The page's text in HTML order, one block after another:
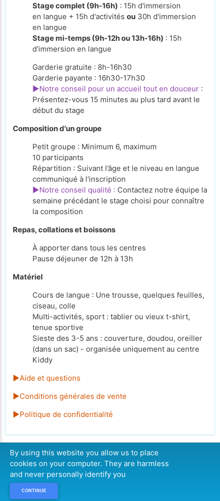
Stage complet (9h-16h) : 15h d'immersion
en langue + 15h d'activités ou 30h d'immersion
en langue
Stage mi-temps (9h-12h ou 13h-16h) : 15h
d'immersion en langue
Garderie gratuite : 8h-16h30
Garderie payante : 16h30-17h30
►Notre conseil pour un accueil tout en douceur :
Présentez-vous 15 minutes au plus tard avant le
début du stage
Composition d'un groupe
Petit groupe : Minimum 6, maximum
10 participants
Répartition : Suivant l’âge et le niveau en langue
communiqué à l'inscription
►Notre conseil qualité : Contactez notre équipe la
semaine précédant le stage choisi pour connaître
la composition
Repas, collations et boissons
À apporterdans tous les centres
Pause déjeuner de 12h à 13h
Matériel
Cours de langue : Une trousse, quelques feuilles,
ciseau, colle
Multi-activités, sport : tablier ou vieux t-shirt,
tenue sportive
Sieste des 3-5 ans : couverture, doudou, oreiller
(dans un sac) - organisée uniquement au centre
Kiddy
►Aide et questions
►Conditions générales de vente
►Politique de confidentialité
CONTINUER
By using this website you allow us to place
cookies on your computer. They are harmless
and never personally identify you
CONTINUE